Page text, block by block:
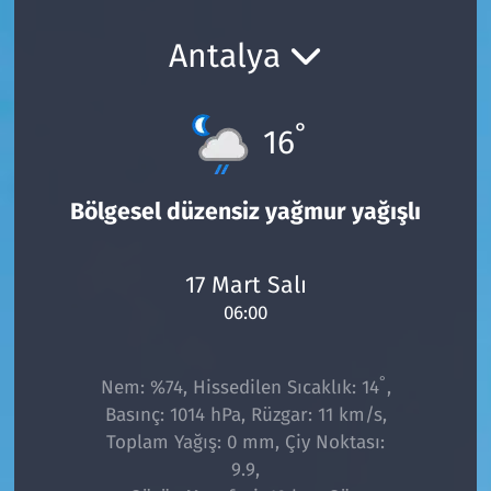
Antalya
16°
Bölgesel düzensiz yağmur yağışlı
17 Mart Salı
06:00
Nem: %74, Hissedilen Sıcaklık: 14° ,
Basınç: 1014 hPa, Rüzgar: 11 km/s,
Toplam Yağış: 0 mm, Çiy Noktası:
9.9,
Video
Kültür Sanat
Saray